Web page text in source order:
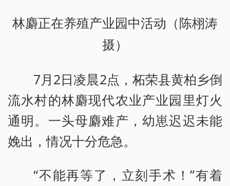
林麝正在养殖产业园中活动（陈栩涛
摄）
7月2日凌晨2点，柘荣县黄柏乡倒
流水村的林麝现代农业产业园里灯火
通明。一头母麝难产，幼崽迟迟未能
娩出，情况十分危急。
“不能再等了，立刻手术！”有着